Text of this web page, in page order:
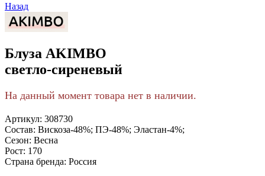
Назад
Блуза AKIMBO
светло-сиреневый
На данный момент товара нет в наличии.
Артикул: 308730
Состав: Вискоза-48%; ПЭ-48%; Эластан-4%;
Сезон: Весна
Рост: 170
Страна бренда: Россия